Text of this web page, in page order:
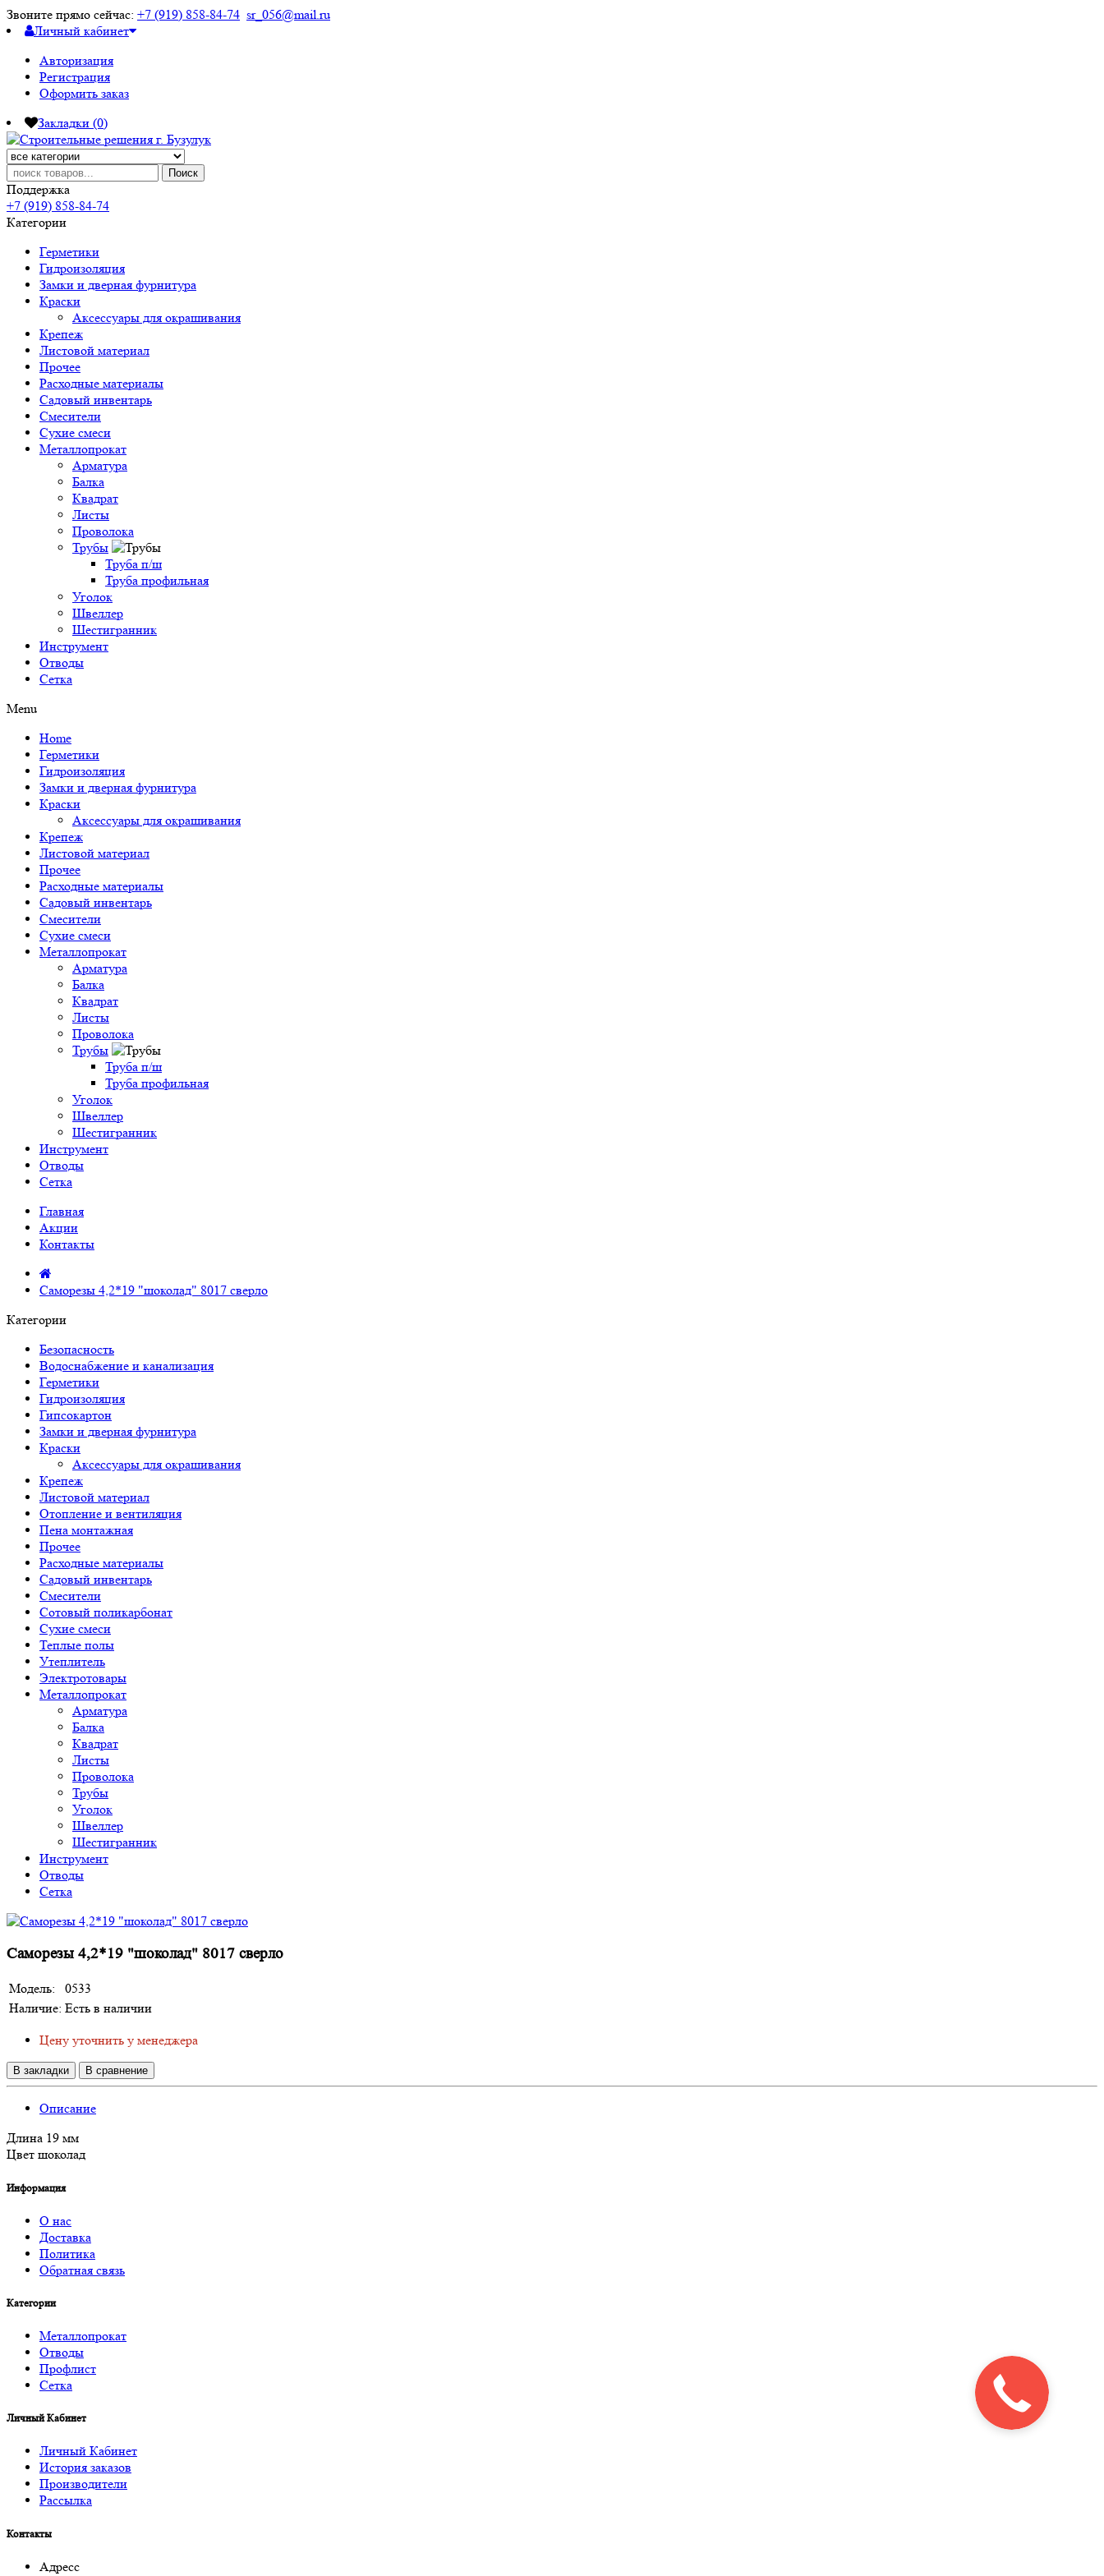
Звоните прямо сейчас: +7 (919) 858-84-74 sr_056@mail.ru
Личный кабинет
Авторизация
Регистрация
Оформить заказ
Закладки (0)
Поиск
Поддержка
+7 (919) 858-84-74
Категории
Герметики
Гидроизоляция
Замки и дверная фурнитура
Краски
Аксессуары для окрашивания
Крепеж
Листовой материал
Прочее
Расходные материалы
Садовый инвентарь
Смесители
Сухие смеси
Металлопрокат
Арматура
Балка
Квадрат
Листы
Проволока
Трубы
Труба п/ш
Труба профильная
Уголок
Швеллер
Шестигранник
Инструмент
Отводы
Сетка
Menu
Home
Герметики
Гидроизоляция
Замки и дверная фурнитура
Краски
Аксессуары для окрашивания
Крепеж
Листовой материал
Прочее
Расходные материалы
Садовый инвентарь
Смесители
Сухие смеси
Металлопрокат
Арматура
Балка
Квадрат
Листы
Проволока
Трубы
Труба п/ш
Труба профильная
Уголок
Швеллер
Шестигранник
Инструмент
Отводы
Сетка
Главная
Акции
Контакты
Саморезы 4,2*19 "шоколад" 8017 сверло
Категории
Безопасность
Водоснабжение и канализация
Герметики
Гидроизоляция
Гипсокартон
Замки и дверная фурнитура
Краски
Аксессуары для окрашивания
Крепеж
Листовой материал
Отопление и вентиляция
Пена монтажная
Прочее
Расходные материалы
Садовый инвентарь
Смесители
Сотовый поликарбонат
Сухие смеси
Теплые полы
Утеплитель
Электротовары
Металлопрокат
Арматура
Балка
Квадрат
Листы
Проволока
Трубы
Уголок
Швеллер
Шестигранник
Инструмент
Отводы
Сетка
Саморезы 4,2*19 "шоколад" 8017 сверло
Модель:
0533
Наличие: Есть в наличии
Цену уточнить у менеджера
В закладки В сравнение
Описание
Длина 19 мм
Цвет шоколад
Информация
О нас
Доставка
Политика
Обратная связь
Категории
Металлопрокат
Отводы
Профлист
Сетка
Личный Кабинет
Личный Кабинет
История заказов
Производители
Рассылка
Контакты
Адресс